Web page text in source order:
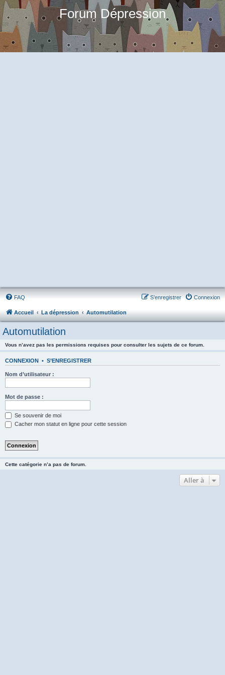
Forum Dépression
FAQ Connexion
S’enregistrer
Accueil La dépression Automutilation
Automutilation
Vous n’avez pas les permissions requises pour consulter les sujets de ce forum.
CONNEXION • S’ENREGISTRER
Nom d’utilisateur :
Mot de passe :
Se souvenir de moi
Cacher mon statut en ligne pour cette session
Cette catégorie n’a pas de forum.
Aller à